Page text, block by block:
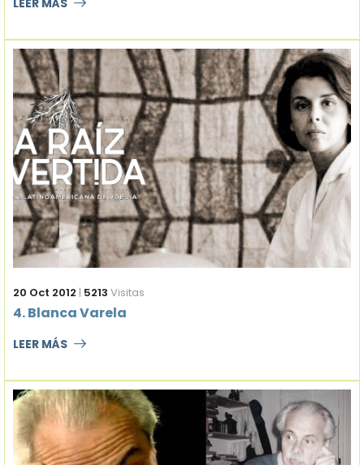
20 Oct 2012 | 5213 Visitas
4. Blanca Varela
LEER MÁS